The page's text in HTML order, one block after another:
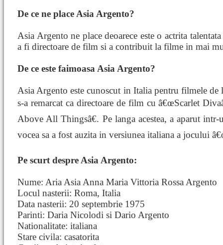
De ce ne place Asia Argento?
Asia Argento ne place deoarece este o actrita
a fi directoare de film si a contribuit la filme in mai
De ce este faimoasa Asia Argento?
Asia Argento este cunoscut in Italia pentru filmele de
s-a remarcat ca directoare de film cu â€œScarlet
Above All Thingsâ€. Pe langa acestea, a aparut
vocea sa a fost auzita in versiunea italiana a jocului
Pe scurt despre Asia Argento:
Nume: Aria Asia Anna Maria Vittoria Rossa Argento
Locul nasterii: Roma, Italia
Data nasterii: 20 septembrie 1975
Parinti: Daria Nicolodi si Dario Argento
Nationalitate: italiana
Stare civila: casatorita